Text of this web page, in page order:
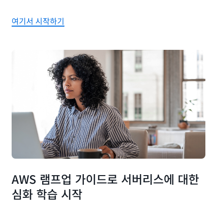
여기서 시작하기
AWS 램프업 가이드로 서버리스에 대한
심화 학습 시작